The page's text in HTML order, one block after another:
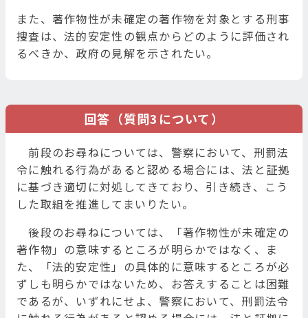
また、著作物性が未確定の著作物を対象とする刑事
捜査は、法的安定性の観点からどのように評価され
るべきか、政府の見解を示されたい。
回答（質問3について）
前段のお尋ねについては、警察において、刑罰法
令に触れる行為があると認める場合には、法と証拠
に基づき適切に対処してきており、引き続き、こう
した取組を推進してまいりたい。
後段のお尋ねについては、「著作物性が未確定の
著作物」の意味するところが明らかではなく、ま
た、「法的安定性」の具体的に意味するところが必
ずしも明らかではないため、お答えすることは困難
であるが、いずれにせよ、警察において、刑罰法令